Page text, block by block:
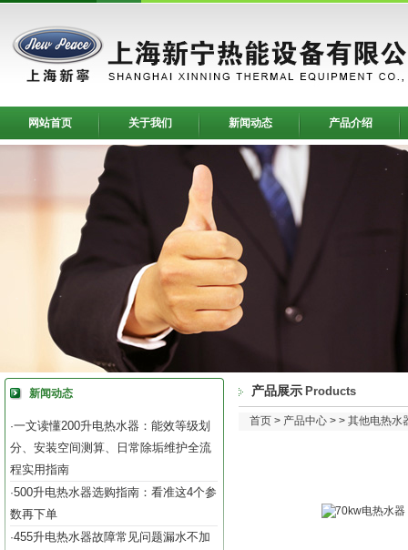
网站首页 关于我们 新闻动态 产品介绍
新闻动态
·一文读懂200升电热水器：能效等级划
分、安装空间测算、日常除垢维护全流
程实用指南
·500升电热水器选购指南：看准这4个参
数再下单
·455升电热水器故障常见问题漏水不加
产品展示 Products
首页 > 产品中心 > > 其他电热水